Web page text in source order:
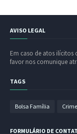
AVISO LEGAL
Em caso de atos
favor nos comunique
TAGS
Bolsa Família
FORMULÁRIO DE